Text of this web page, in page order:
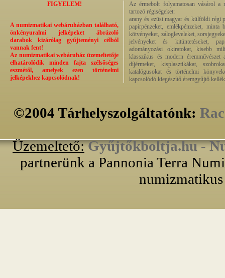
FIGYELEM!
A numizmatikai webáruházban található,
önkényuralmi jelképeket ábrázoló
darabok kizárólag gyűjteményi célból
vannak fent!
Az numizmatikai webáruház üzemeltetője
elhatárolódik minden fajta szélsőséges
eszmétől, amelyek ezen történelmi
jelképekhez kapcsolódnak!
Az érmebolt folyamatosan vásárol a
tartozó régiségeket:
arany és ezüst magyar és külföldi régi
papírpénzeket, emlékpénzeket, minta
kötvényeket, zálogleveleket,
jelvényeket és kitüntetéseket,
adományozási okiratokat, kisebb
klasszikus és modern éremművészet
díjérmeket, kisplasztikákat,
katalógusokat és történelmi
kapcsolódó kiegészítő éremgyűjtő
©2004 Tárhelyszolgáltatónk:
Üzemeltető: Gyűjtőkboltja.hu -
partnerünk a Pannonia Terra
numizmatikus